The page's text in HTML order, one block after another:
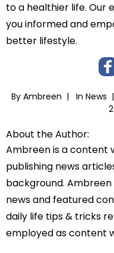
to a healthier life.
you informed and
better lifestyle.
By Ambreen | In News |
About the Author:
Ambreen is a content
publishing news
background.
news and featured
daily life tips & tricks
employed as content